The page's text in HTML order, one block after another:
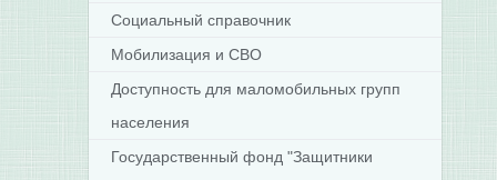
Социальный справочник
Мобилизация и СВО
Доступность для маломобильных групп
населения
Государственный фонд "Защитники